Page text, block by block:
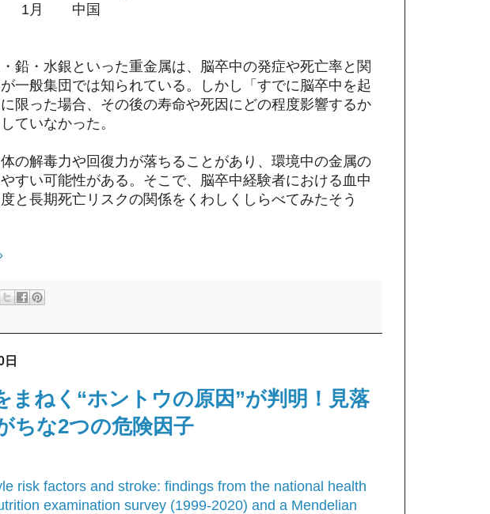
1月 中国
鉛・水銀といった重金属は、脳卒中の発症や死亡率と関
一般集団では知られている。しかし「すでに脳卒中を起
限った場合、その後の寿命や死因にどの程度影響するか
ていなかった。
の解毒力や回復力が落ちることがあり、環境中の金属の
すい可能性がある。そこで、脳卒中経験者における血中
と長期死亡リスクの関係をくわしくしらべてみたそう
まねく“ホントウの原因”が判明！見落
ちな2つの危険因子
risk factors and stroke: findings from the national health
examination survey (1999-2020) and a Mendelian